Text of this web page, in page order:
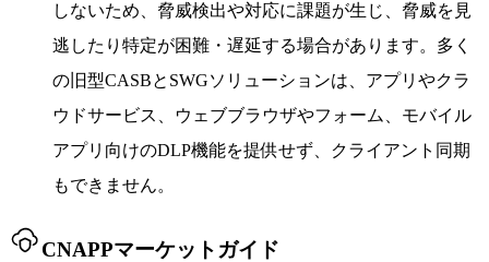
しないため、脅威検出や対応に課題が生じ、脅威を見
逃したり特定が困難・遅延する場合があります。多く
の旧型CASBとSWGソリューションは、アプリやクラ
ウドサービス、ウェブブラウザやフォーム、モバイル
アプリ向けのDLP機能を提供せず、クライアント同期
もできません。
CNAPPマーケットガイド